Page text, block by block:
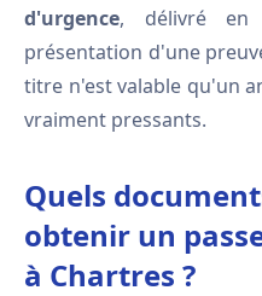
d'urgence, délivré
présentation d'une
titre n'est valable qu'un
vraiment pressants.
Quels
obtenir un
à Chartres ?